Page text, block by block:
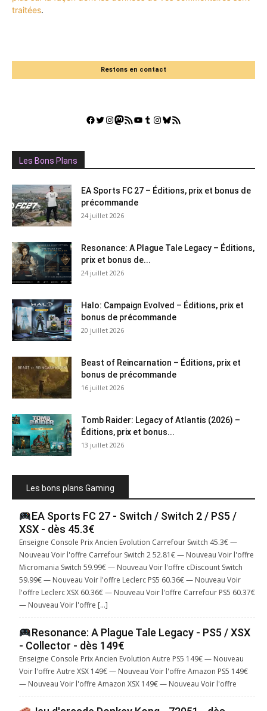
traitées.
Restons en contact
Facebook
Twitter
Instagram
Mastodon
Flux RSSYouTube
Tumblr
Instagram
Bluesky
GestGame
Les Bons Plans
EA Sports FC 27 – Éditions, prix et bonus de
précommande
24 juillet 2026
Resonance: A Plague Tale Legacy – Éditions,
prix et bonus de...
24 juillet 2026
Halo: Campaign Evolved – Éditions, prix et
bonus de précommande
20 juillet 2026
Beast of Reincarnation – Éditions, prix et
bonus de précommande
16 juillet 2026
Tomb Raider: Legacy of Atlantis (2026) –
Éditions, prix et bonus...
13 juillet 2026
Les bons plans Gaming
EA Sports FC 27 - Switch / Switch 2 / PS5 /
XSX - dès 45.3€
Enseigne Console Prix Ancien Evolution Carrefour Switch 45.3€ —
Nouveau Voir l'offre Carrefour Switch 2 52.81€ — Nouveau Voir l'offre
Micromania Switch 59.99€ — Nouveau Voir l'offre cDiscount Switch
59.99€ — Nouveau Voir l'offre Leclerc PS5 60.36€ — Nouveau Voir
l'offre Leclerc XSX 60.36€ — Nouveau Voir l'offre Carrefour PS5 60.37€
— Nouveau Voir l'offre […]
Resonance: A Plague Tale Legacy - PS5 / XSX
- Collector - dès 149€
Enseigne Console Prix Ancien Evolution Autre PS5 149€ — Nouveau
Voir l'offre Autre XSX 149€ — Nouveau Voir l'offre Amazon PS5 149€
— Nouveau Voir l'offre Amazon XSX 149€ — Nouveau Voir l'offre